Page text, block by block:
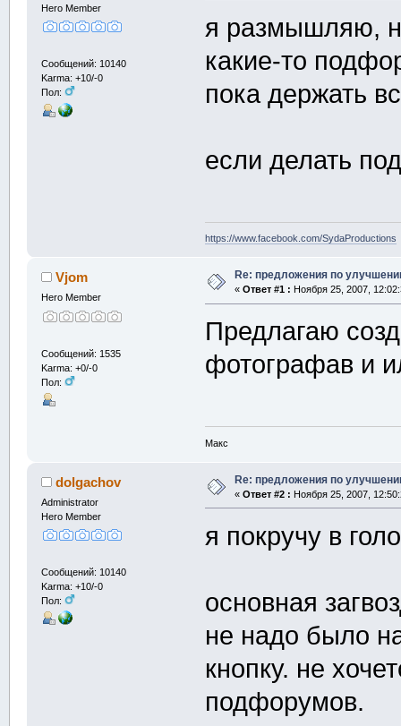
Hero Member
Сообщений: 10140
Karma: +10/-0
Пол:
я размышляю,
какие-то
пока держать
если делать
https://www.facebook.com/SydaProductions
Vjom
Hero Member
Сообщений: 1535
Karma: +0/-0
Пол:
Re: предложения по
« Ответ #1 : Ноября 25, 2007,
Предлагаю
фотографав и
Макс
dolgachov
Administrator
Hero Member
Сообщений: 10140
Karma: +10/-0
Пол:
Re: предложения по
« Ответ #2 : Ноября 25, 2007,
я покручу в
основная
не надо было
кнопку. не
подфорумов.